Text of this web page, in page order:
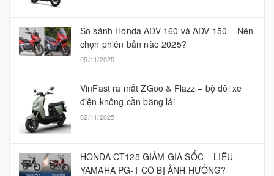
So sánh Honda ADV 160 và ADV 150 – Nên
chọn phiên bản nào 2025?
05/11/2025
VinFast ra mắt ZGoo & Flazz – bộ đôi xe
điện không cần bằng lái
02/11/2025
HONDA CT125 GIẢM GIÁ SỐC – LIỆU
YAMAHA PG-1 CÓ BỊ ẢNH HƯỞNG?